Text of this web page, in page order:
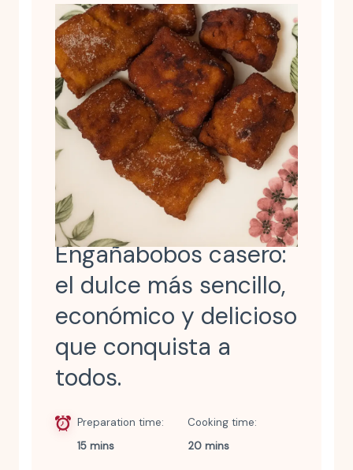
Engañabobos casero:
el dulce más sencillo,
económico y delicioso
que conquista a
todos.
Preparation time
15 mins
Cooking time
20 mins